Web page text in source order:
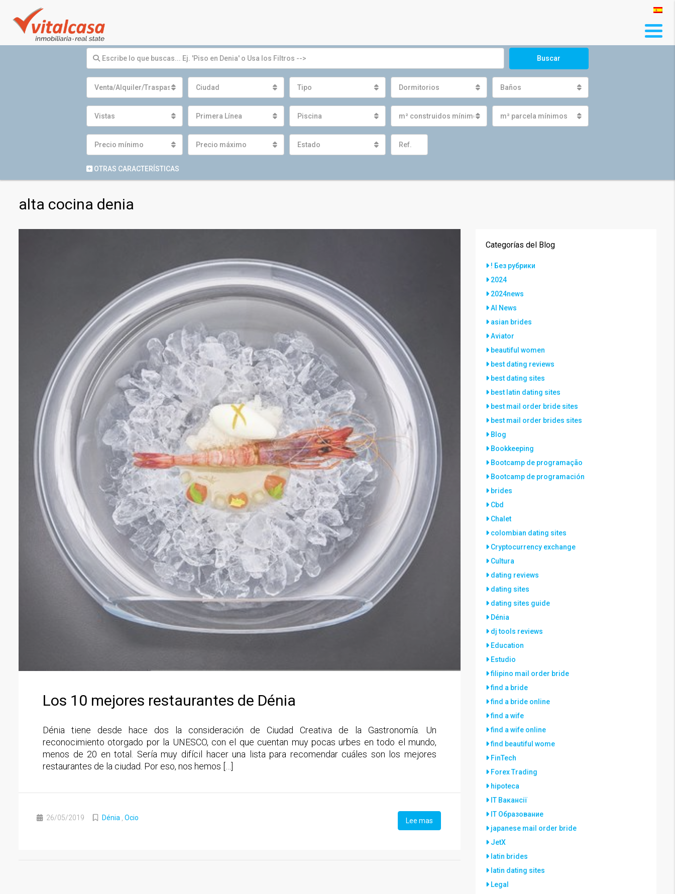
Buscar
Venta/Alquiler/Traspaso Ciudad Tipo Dormitorios Baños
Vistas Primera Línea Piscina m² construidos mínimos m² parcela mínimos
Precio mínimo Precio máximo Estado
OTRAS CARACTERÍSTICAS
alta cocina denia
Los 10 mejores restaurantes de Dénia
Dénia tiene desde hace dos la consideración de Ciudad Creativa de la Gastronomía. Un
reconocimiento otorgado por la UNESCO, con el que cuentan muy pocas urbes en todo el mundo,
menos de 20 en total. Sería muy difícil hacer una lista para recomendar cuáles son los mejores
restaurantes de la ciudad. Por eso, nos hemos […]
26/05/2019 Dénia Ocio Lee mas
Categorías del Blog
! Без рубрики
2024
2024news
AI News
asian brides
Aviator
beautiful women
best dating reviews
best dating sites
best latin dating sites
best mail order bride sites
best mail order brides sites
Blog
Bookkeeping
Bootcamp de programação
Bootcamp de programación
brides
Cbd
Chalet
colombian dating sites
Cryptocurrency exchange
Cultura
dating reviews
dating sites
dating sites guide
Dénia
dj tools reviews
Education
Estudio
filipino mail order bride
find a bride
find a bride online
find a wife
find a wife online
find beautiful wome
FinTech
Forex Trading
hipoteca
IT Вакансії
IT Образование
japanese mail order bride
JetX
latin brides
latin dating sites
Legal